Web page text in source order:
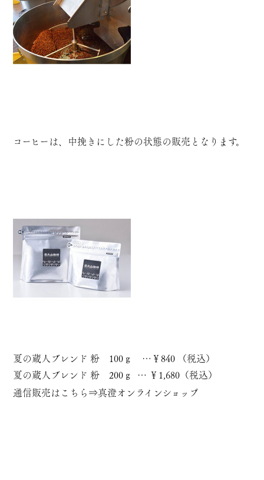
コーヒーは、中挽きにした粉の状態の販売となります。
夏の蔵人ブレンド 粉 100ｇ …￥840 （税込）
夏の蔵人ブレンド 粉 200ｇ … ￥1,680（税込）
通信販売はこちら⇒真澄オンラインショップ